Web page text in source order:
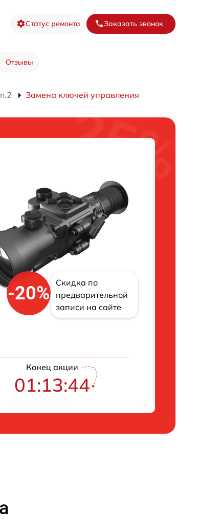
Статус ремонта Заказать звонок
Отзывы
Замена ключей управления
-20%
Скидка по
предварительной
записи на сайте
Конец акции
01:13:43